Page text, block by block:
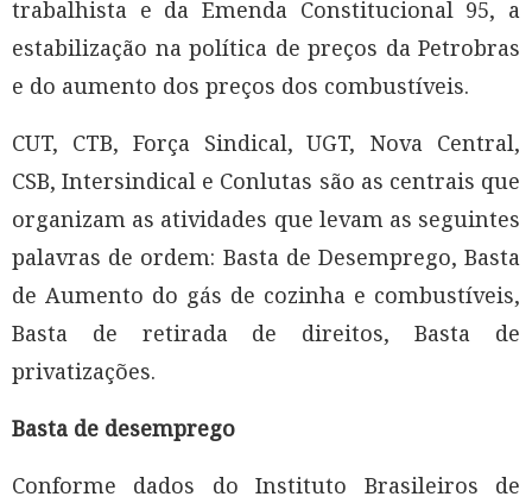
trabalhista e da Emenda Constitucional 95, a
estabilização na política de preços da Petrobras
e do aumento dos preços dos combustíveis.
CUT, CTB, Força Sindical, UGT, Nova Central,
CSB, Intersindical e Conlutas são as centrais que
organizam as atividades que levam as seguintes
palavras de ordem: Basta de Desemprego, Basta
de Aumento do gás de cozinha e combustíveis,
Basta de retirada de direitos, Basta de
privatizações.
Basta de desemprego
Conforme dados do Instituto Brasileiros de